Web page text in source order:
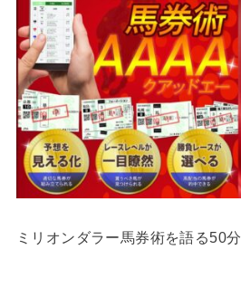
ミリオンダラー馬券術を語る50分